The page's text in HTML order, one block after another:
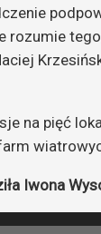
rozumie
na pięć
Iwona